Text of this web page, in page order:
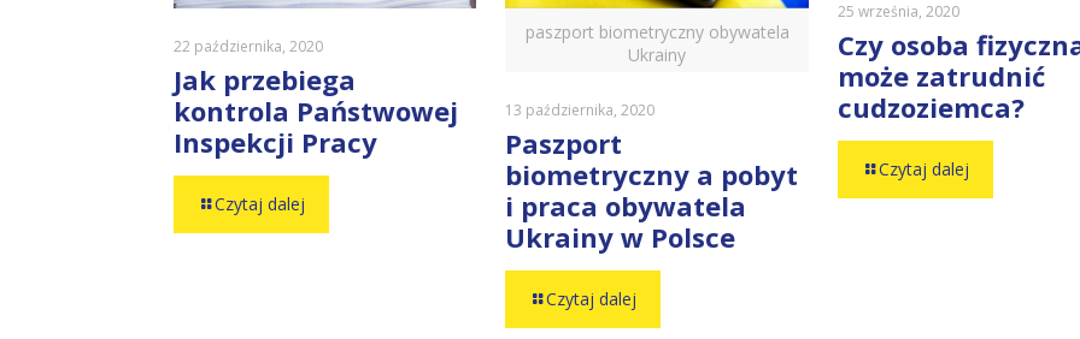
22 października, 2020
Jak przebiega
kontrola Państwowej
Inspekcji Pracy
Czytaj dalej
paszport biometryczny obywatela
Ukrainy
13 października, 2020
Paszport
biometryczny a pobyt
i praca obywatela
Ukrainy w Polsce
Czytaj dalej
25 września, 2020
Czy osoba
może zatrudnić
cudzoziemca?
Czytaj dalej